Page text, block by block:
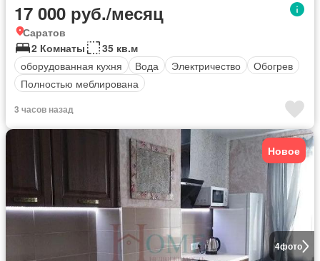
17 000 руб./месяц
Саратов
2 Комнаты
35 кв.м
оборудованная кухня
Вода Электричество
Обогрев
Полностью меблирована
3 часов назад
4фото
Новое